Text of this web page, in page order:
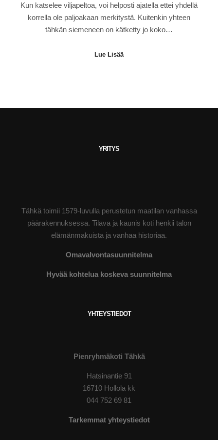
Kun katselee viljapeltoa, voi helposti ajatella ettei yhdellä
korrella ole paljoakaan merkitystä. Kuitenkin yhteen
tähkän siemeneen on kätketty jo koko…
Lue Lisää
YRITYS
Tähkä toimii 1579-luvulla perustetun maatilan vanhassa
päärakennuksessa. Tilava ja kaunis koti henkii talon
elämänmakuista ja vanhaa historiaa.
Omavalvontasuunnitelma
Hyvää kohtelua koskeva suunnitelma
YHTEYSTIEDOT
Pienryhmäkoti Tähkä
Hatsinantie 91
16710 Hollola kk
044 752 69 81
Tarkemmat yhteystiedot